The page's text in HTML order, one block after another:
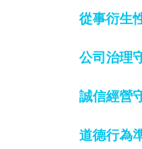
從事衍生
公司治理
誠信經營
道德行為